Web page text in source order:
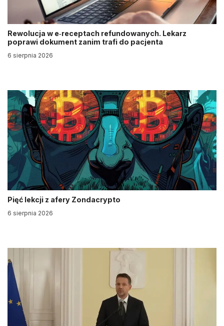
Rewolucja w e‑receptach refundowanych. Lekarz
poprawi dokument zanim trafi do pacjenta
6 sierpnia 2026
Pięć lekcji z afery Zondacrypto
6 sierpnia 2026